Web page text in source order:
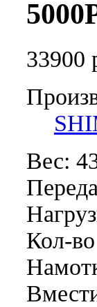
33900
Вес:
Кол-